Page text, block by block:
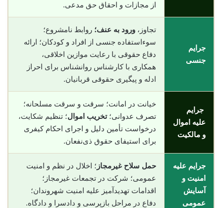
از مجازات و احقاق حق مدعی.
جرایم
جنسی
تجاوز، ورود به عنف؛ روابط نامشروع؛
سوءاستفاده جنسی از افراد و کودکان؛ ارائه
دفاع حقوقی با رعایت موازین اخلاقی،
همکاری با کارشناس روانشناس برای احراز
ادله و پیگیری حقوقی قربانیان.
جرایم
علیه اموال
و مالکیت
خیانت در امانت؛ سرقت و سرقت مسلحانه؛
تصرف عدوانی؛تخریب اموال؛ تنظیم شکایت،
درخواست تأمین دلیل و اجرای احکام کیفری
برای استیفای حقوق ذی‌نفعان.
جرایم علیه
امنیت و
آسایش
عمومی
حمل سلاح غیرمجاز ؛ اخلال در نظم و امنیت
عمومی؛ شرکت در تجمعات غیرمجاز؛
اقدامات تهدیدآمیز علیه امنیت شهروندان؛
دفاع در مراحل بازپرسی و دادسرا و دادگاه.